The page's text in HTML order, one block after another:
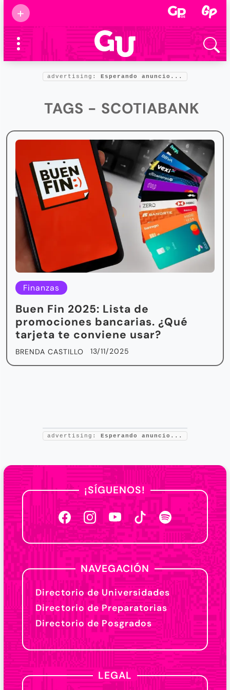
+
Supermamás
2025
Marcas de
confianza
Foro salud
advertising: Esperando anuncio...
TAGS - SCOTIABANK
Finanzas
Buen Fin 2025: Lista de
promociones bancarias. ¿Qué
tarjeta te conviene usar?
BRENDA CASTILLO 13/11/2025
advertising: Esperando anuncio...
¡SÍGUENOS!
NAVEGACIÓN
Directorio de Universidades
Directorio de Preparatorias
Directorio de Posgrados
LEGAL